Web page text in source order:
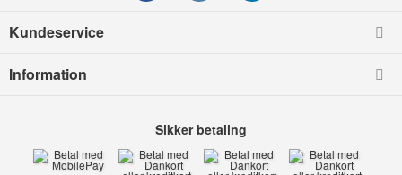
Kundeservice
Information
Sikker betaling